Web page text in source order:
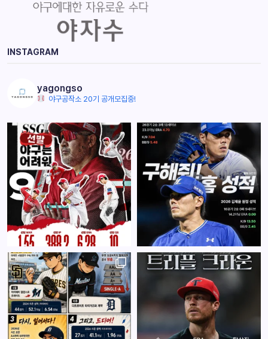
INSTAGRAM
yagongso
야구공작소 20기 공개모집중!